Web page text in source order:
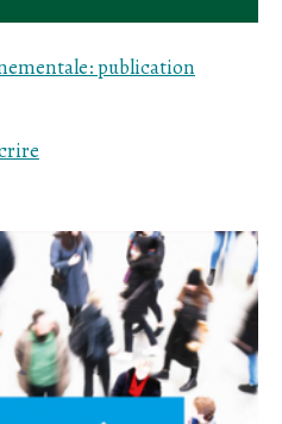
publication